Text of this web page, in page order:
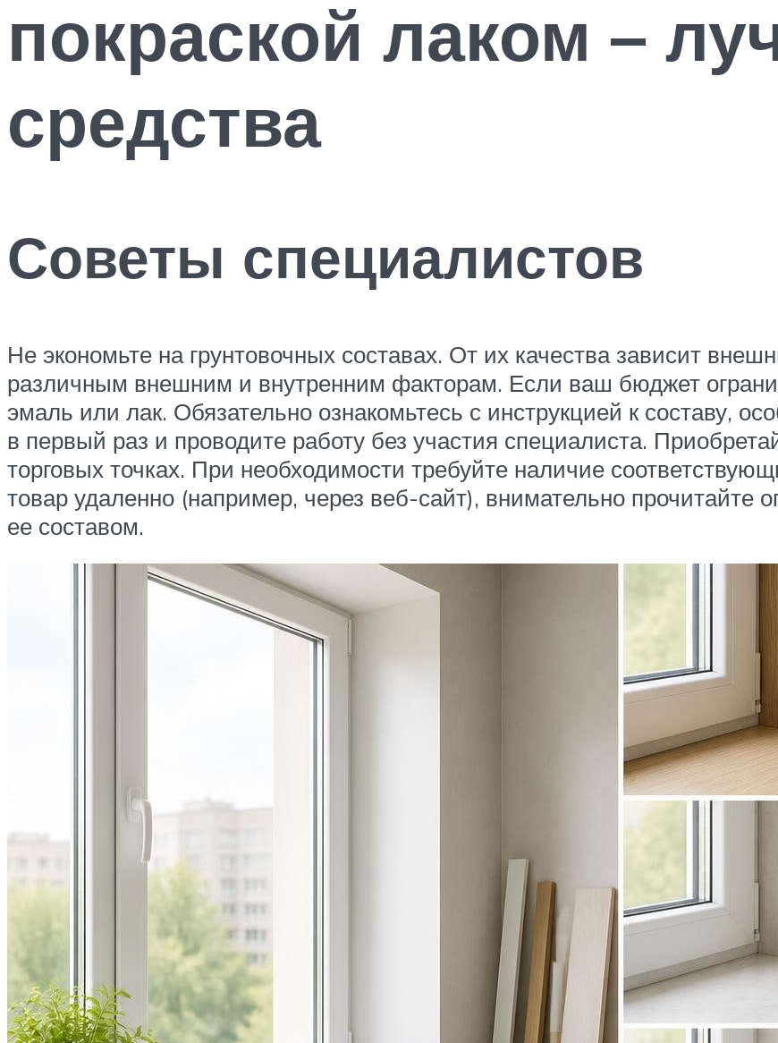
покраской лаком –
средства
Советы специалистов
Не экономьте на грунтовочных составах. От их качества зависит
различным внешним и внутренним факторам. Если ваш бюджет
эмаль или лак. Обязательно ознакомьтесь с инструкцией к составу,
в первый раз и проводите работу без участия специалиста.
торговых точках. При необходимости требуйте наличие
товар удаленно (например, через веб-сайт), внимательно прочитайте
ее составом.